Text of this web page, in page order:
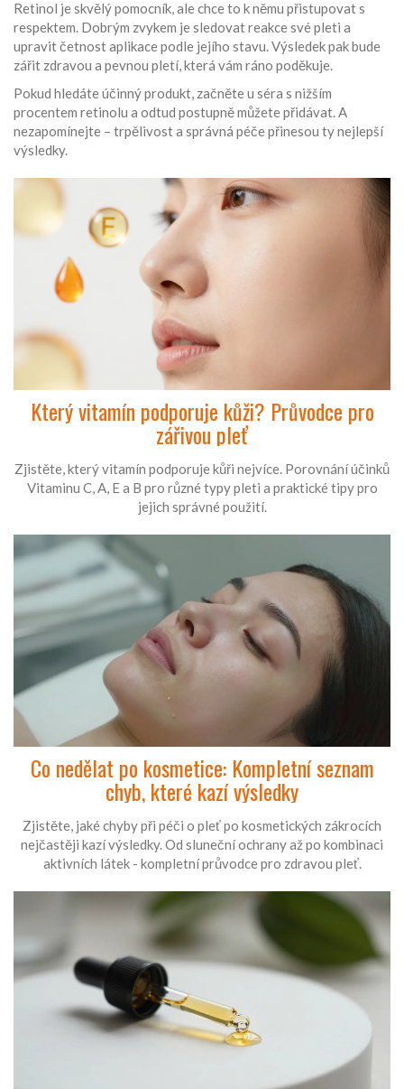
Retinol je skvělý pomocník, ale chce to k němu přistupovat s
respektem. Dobrým zvykem je sledovat reakce své pleti a
upravit četnost aplikace podle jejího stavu. Výsledek pak bude
zářit zdravou a pevnou pletí, která vám ráno poděkuje.
Pokud hledáte účinný produkt, začněte u séra s nižším
procentem retinolu a odtud postupně můžete přidávat. A
nezapomínejte – trpělivost a správná péče přinesou ty nejlepší
výsledky.
Který vitamín podporuje kůži? Průvodce pro
zářivou pleť
Zjistěte, který vitamín podporuje kůři nejvíce. Porovnání účinků
Vitaminu C, A, E a B pro různé typy pleti a praktické tipy pro
jejich správné použití.
Co nedělat po kosmetice: Kompletní seznam
chyb, které kazí výsledky
Zjistěte, jaké chyby při péči o pleť po kosmetických zákrocích
nejčastěji kazí výsledky. Od sluneční ochrany až po kombinaci
aktivních látek - kompletní průvodce pro zdravou pleť.